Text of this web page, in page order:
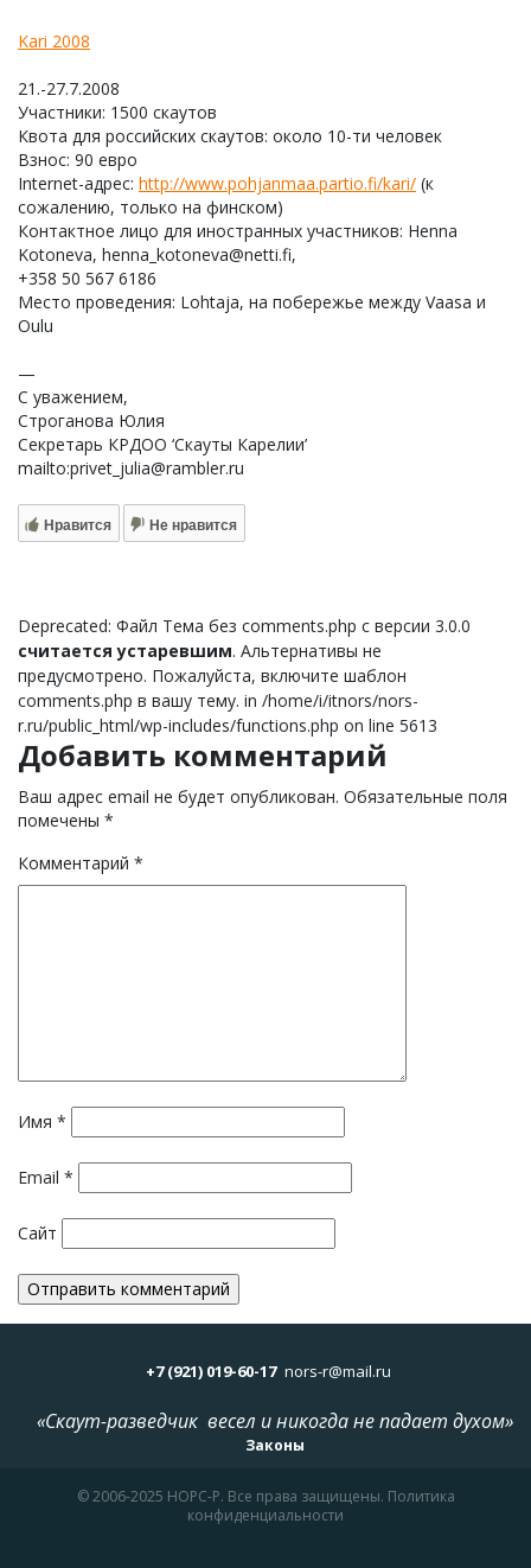
Kari 2008
21.-27.7.2008
Участники: 1500 скаутов
Квота для российских скаутов: около 10-ти человек
Взнос: 90 евро
Internet-адрес: http://www.pohjanmaa.partio.fi/kari/ (к
сожалению, только на финском)
Контактное лицо для иностранных участников: Henna
Kotoneva, henna_kotoneva@netti.fi,
+358 50 567 6186
Место проведения: Lohtaja, на побережье между Vaasa и
Oulu
—
С уважением,
Строганова Юлия
Секретарь КРДОО ‘Скауты Карелии’
mailto:privet_julia@rambler.ru
Нравится Не нравится
Deprecated: Файл Тема без comments.php с версии 3.0.0
считается устаревшим. Альтернативы не
предусмотрено. Пожалуйста, включите шаблон
comments.php в вашу тему. in /home/i/itnors/nors-
r.ru/public_html/wp-includes/functions.php on line 5613
Добавить комментарий
Ваш адрес email не будет опубликован. Обязательные поля
помечены *
Комментарий *
Имя *
Email *
Сайт
+7 (921) 019-60-17 nors-r@mail.ru
«Скаут-разведчик весел и никогда не падает духом»
Законы
© 2006-2025 НОРС-Р. Все права защищены. Политика
конфиденциальности